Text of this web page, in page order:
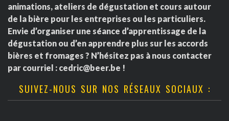
animations, ateliers de dégustation et cours autour
de la bière pour les entreprises ou les particuliers.
Envie d’organiser une séance d’apprentissage de la
dégustation ou d’en apprendre plus sur les accords
bières et fromages ? N’hésitez pas à nous contacter
par courriel : cedric@beer.be !
SUIVEZ-NOUS SUR NOS RÉSEAUX SOCIAUX :